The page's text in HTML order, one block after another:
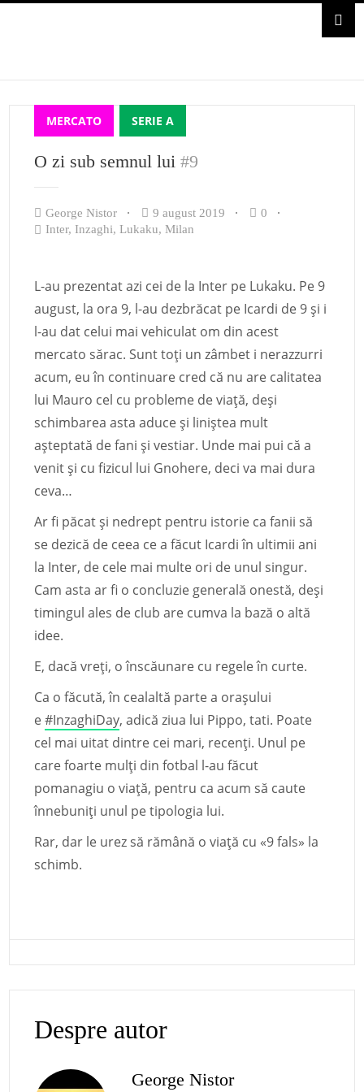
MERCATO SERIE A
O zi sub semnul lui#9
George Nistor 9 august 2019
0
Inter, Inzaghi,Lukaku,Milan
L-au prezentat azi cei de la Inter pe Lukaku. Pe 9
august, la ora 9, l-au dezbrăcat pe Icardi de 9 și i
l-au dat celui mai vehiculat om din acest
mercato sărac. Sunt toți un zâmbet i nerazzurri
acum, eu în continuare cred că nu are calitatea
lui Mauro cel cu probleme de viață, deși
schimbarea asta aduce și liniștea mult
așteptată de fani și vestiar. Unde mai pui că a
venit și cu fizicul lui Gnohere, deci va mai dura
ceva…
Ar fi păcat și nedrept pentru istorie ca fanii să
se dezică de ceea ce a făcut Icardi în ultimii ani
la Inter, de cele mai multe ori de unul singur.
Cam asta ar fi o concluzie generală onestă, deși
timingul ales de club are cumva la bază o altă
idee.
E, dacă vreți, o înscăunare cu regele în curte.
Ca o făcută, în cealaltă parte a orașului
e#InzaghiDay, adică ziua lui Pippo, tati. Poate
cel mai uitat dintre cei mari, recenți. Unul pe
care foarte mulți din fotbal l-au făcut
pomanagiu o viață, pentru ca acum să caute
înnebuniți unul pe tipologia lui.
Rar, dar le urez să rămână o viață cu «9 fals» la
schimb.
Despre autor
George Nistor